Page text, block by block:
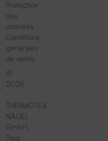
Protection
des
données
Conditions
générales
de vente
©
2026
-
THERMOTEX
NAGEL
GmbH.
Tous